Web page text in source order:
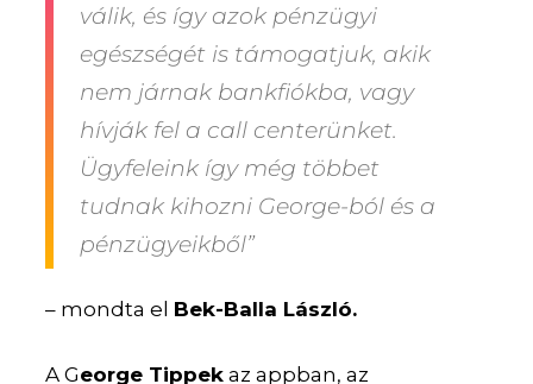
válik, és így azok pénzügyi
egészségét is támogatjuk, akik
nem járnak bankfiókba, vagy
hívják fel a call centerünket.
Ügyfeleink így még többet
tudnak kihozni George-ból és a
pénzügyeikből”
– mondta el Bek-Balla László.
A George Tippek az appban, az